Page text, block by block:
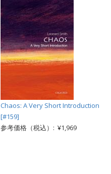
Chaos: A Very Short Introduction
[#159]
参考価格（税込）: ¥1,969